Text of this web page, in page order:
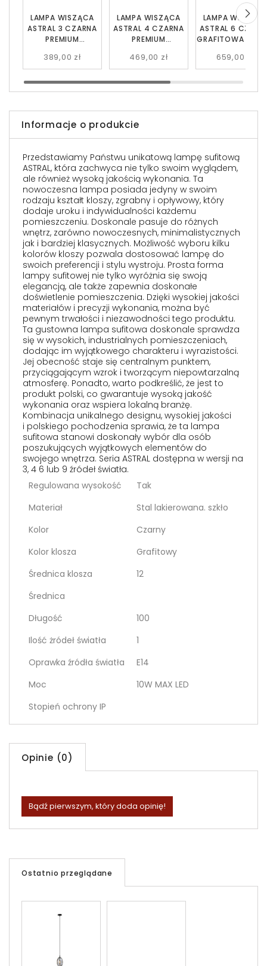
LAMPA WISZĄCA
ASTRAL 3 CZARNA
PREMIUM
389,00 zł
LAMPA WISZĄCA
ASTRAL 4 CZARNA
PREMIUM
469,00 zł
LAMPA WISZĄCA
ASTRAL 6
GRAFITOWA
659,00 zł
Informacje o produkcie
Przedstawiamy Państwu unikatową lampę sufitową
ASTRAL, która zachwyca nie tylko swoim wyglądem,
ale również wysoką jakością wykonania. Ta
nowoczesna lampa posiada jedyny w swoim
rodzaju kształt kloszy, zgrabny i opływowy, który
dodaje uroku i indywidualności każdemu
pomieszczeniu. Doskonale pasuje do różnych
wnętrz, zarówno nowoczesnych, minimalistycznych
jak i bardziej klasycznych. Możliwość wyboru kilku
kolorów kloszy pozwala dostosować lampę do
swoich preferencji i stylu wystroju. Prosta forma
lampy sufitowej nie tylko wyróżnia się swoją
elegancją, ale także zapewnia doskonałe
doświetlenie pomieszczenia. Dzięki wysokiej jakości
materiałów i precyzji wykonania, można być
pewnym trwałości i niezawodności tego produktu.
Ta gustowna lampa sufitowa doskonale sprawdza
się w wysokich, industrialnych pomieszczeniach,
dodając im wyjątkowego charakteru i wyrazistości.
Jej obecność staje się centralnym punktem,
przyciągającym wzrok i tworzącym niepowtarzalną
atmosferę. Ponadto, warto podkreślić, że jest to
produkt polski, co gwarantuje wysoką jakość
wykonania oraz wspiera lokalną branżę.
Kombinacja unikalnego designu, wysokiej jakości
i polskiego pochodzenia sprawia, że ta lampa
sufitowa stanowi doskonały wybór dla osób
poszukujących wyjątkowych elementów do
swojego wnętrza. Seria ASTRAL dostępna w wersji na
3, 4 6 lub 9 źródeł światła.
Regulowana wysokość
Tak
Materiał
Stal lakierowana. szkło
Kolor
Czarny
Kolor klosza
Grafitowy
Średnica klosza
12
Średnica
Długość
100
Ilość żródeł światła
1
Oprawka źródła światła
E14
Moc
10W MAX LED
Stopień ochrony IP
Opinie (0)
Bądź pierwszym, który doda opinię!
Ostatnio przeglądane